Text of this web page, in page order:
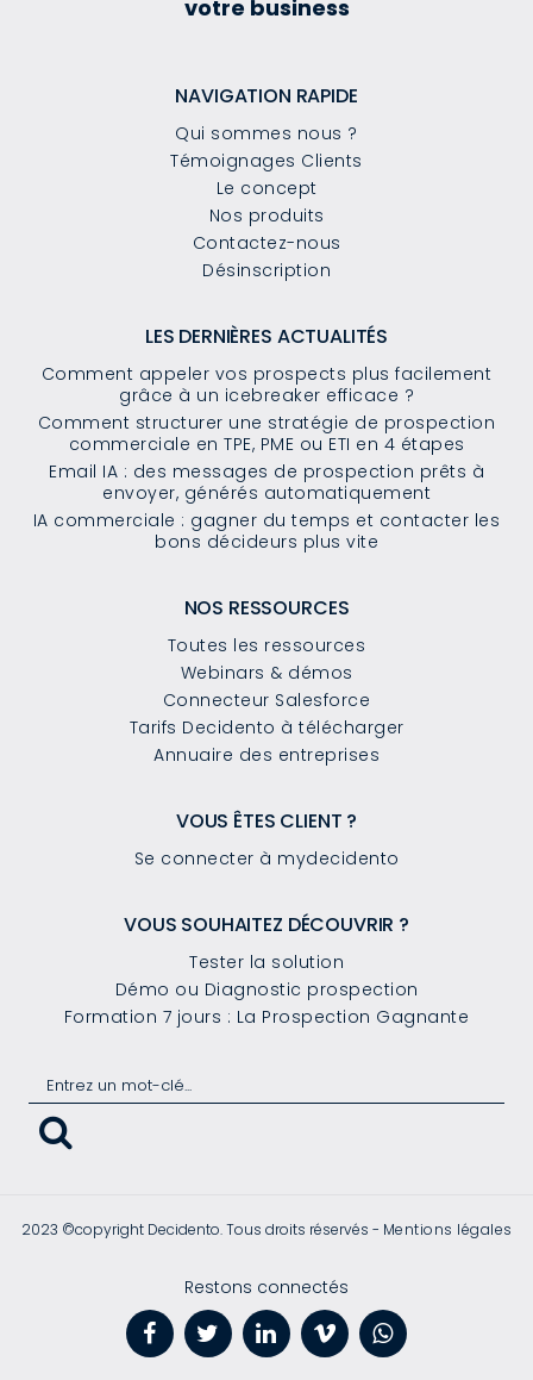
votre business
NAVIGATION RAPIDE
Qui sommes nous ?
Témoignages Clients
Le concept
Nos produits
Contactez-nous
Désinscription
LES DERNIÈRES ACTUALITÉS
Comment appeler vos prospects plus facilement
grâce à un icebreaker efficace ?
Comment structurer une stratégie de prospection
commerciale en TPE, PME ou ETI en 4 étapes
Email IA : des messages de prospection prêts à
envoyer, générés automatiquement
IA commerciale : gagner du temps et contacter les
bons décideurs plus vite
NOS RESSOURCES
Toutes les ressources
Webinars & démos
Connecteur Salesforce
Tarifs Decidento à télécharger
Annuaire des entreprises
VOUS ÊTES CLIENT ?
Se connecter à mydecidento
VOUS SOUHAITEZ DÉCOUVRIR ?
Tester la solution
Démo ou Diagnostic prospection
Formation 7 jours : La Prospection Gagnante
2023 ©copyright Decidento. Tous droits réservés - Mentions légales
Restons connectés